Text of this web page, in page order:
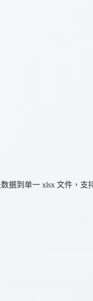
据到单一 xlsx 文件，支